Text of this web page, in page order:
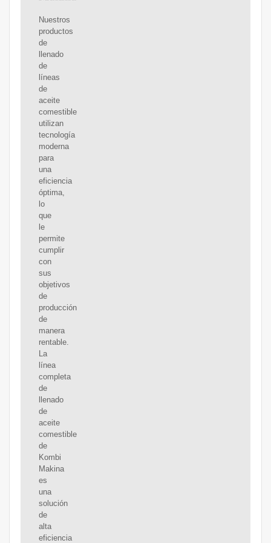
Nuestros
productos
de
llenado
de
líneas
de
aceite
comestible
utilizan
tecnología
moderna
para
una
eficiencia
óptima,
lo
que
le
permite
cumplir
con
sus
objetivos
de
producción
de
manera
rentable.
La
línea
completa
de
llenado
de
aceite
comestible
de
Kombi
Makina
es
una
solución
de
alta
eficiencia